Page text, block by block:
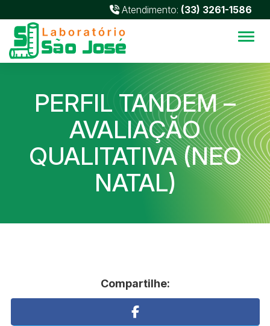
Atendimento: (33) 3261-1586
PERFIL TANDEM –
AVALIAÇĂO
QUALITATIVA (NEO
NATAL)
Compartilhe: